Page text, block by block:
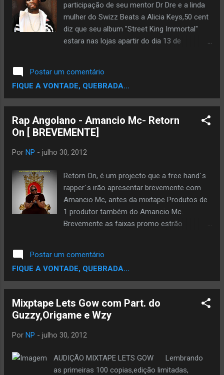
participação de seu mentor Dr Dre e a linda
mulher do Swizz Beats a Alicia Keys,50 cent
diz que seu album "Street King Immortal"
estara nas lojas apartir do dia 13 de
categoria melhor Blog de Musica. Ta afim de
ver um Blog de Rap,musica negra entre os
finalistas..? Ta afim de Ajudar ..? Se
seu email,seu facebook ou Twitter. Escolha
um e Vota pra Fortalecer a Corrente. VOTE
AQUI
Postar um comentário
FIQUE A VONTADE, QUEBRADA...
Rap Angolano - Amancio Mc- Retorn
On [ BREVEMENTE]
Por NP - julho 30, 2012
Retorn On, é um projecto que a free hand´s
rapper´s irão apresentar brevemente com
Amancio Mc, antes da mixtape Produtos de
1 produtor também do Amancio Mc.
Brevemente as faixas promo estrão
Fly Ft Koximbamba Produtos de 1 Produtor
[Tracks Promo] O Site Noticiario Periferico
esta concorrendo ao Premio TOPBLOG na
ver um Blog de Rap,musica negra entre os
finalistas..? Ta afim de Ajudar ..? Se
Sim,Ajude votando,vote pode votar usando
um e Vota pra Fortalecer a Corrente. VOTE
AQUI
Postar um comentário
FIQUE A VONTADE, QUEBRADA...
Mixptape Lets Gow com Part. do
Guzzy,Origame e Wzy
Por NP - julho 30, 2012
AUDIÇÃO MIXTAPE LETS GOW Lembrando
as primeiras 100 copias,edição limitadas,